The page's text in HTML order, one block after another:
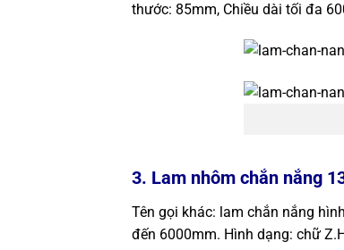
thước: 85mm, Chiều dài tối đa
3. Lam nhôm chắn nắng
Tên gọi khác: lam chắn nắng
đến 6000mm. Hình dạng: chữ